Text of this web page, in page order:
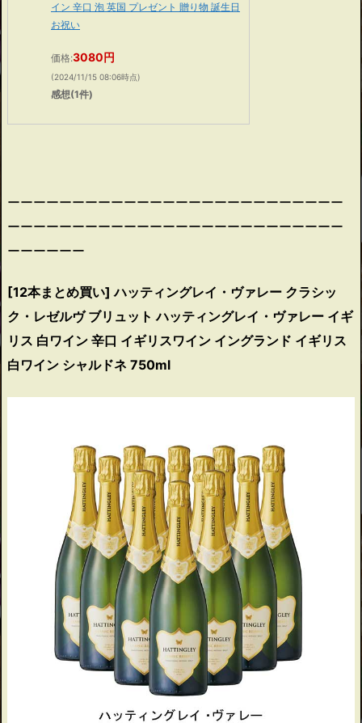
イン 辛口 泡 英国 プレゼント 贈り物 誕生日
お祝い
価格:3080円
(2024/11/15 08:06時点)
感想(1件)
ーーーーーーーーーーーーーーーーーーーーーーーーーー
ーーーーーーーーーーーーーーーーーーーーーーーーーー
ーーーーーー
[12本まとめ買い] ハッティングレイ・ヴァレー クラシッ
ク・レゼルヴ ブリュット ハッティングレイ・ヴァレー イギ
リス 白ワイン 辛口 イギリスワイン イングランド イギリス
白ワイン シャルドネ 750ml